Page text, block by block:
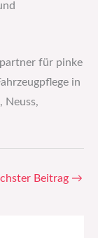
für pinke
in
Neuss,
Beitrag →